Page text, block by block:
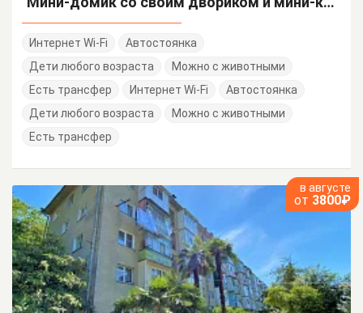
Интернет Wi-Fi
Автостоянка
Дети любого возраста
Можно с животными
Есть трансфер
Интернет Wi-Fi
Автостоянка
Дети любого возраста
Можно с животными
Есть трансфер
в августе
от 3800₽